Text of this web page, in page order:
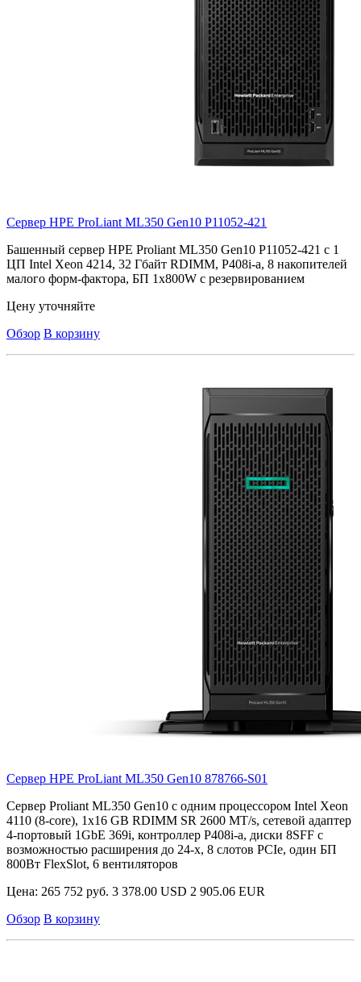
Сервер HPE ProLiant ML350 Gen10 P11052-421
Башенный сервер HPE Proliant ML350 Gen10 P11052-421 с 1
ЦП Intel Xeon 4214, 32 Гбайт RDIMM, P408i-a, 8 накопителей
малого форм-фактора, БП 1x800W с резервированием
Цену уточняйте
Обзор В корзину
Сервер HPE ProLiant ML350 Gen10 878766-S01
Сервер Proliant ML350 Gen10 с одним процессором Intel Xeon
4110 (8-core), 1х16 GB RDIMM SR 2600 MT/s, сетевой адаптер
4-портовый 1GbE 369i, контроллер P408i-a, диски 8SFF с
возможностью расширения до 24-х, 8 слотов PCIe, один БП
800Вт FlexSlot, 6 вентиляторов
Цена: 265 752 руб. 3 378.00 USD 2 905.06 EUR
Обзор В корзину